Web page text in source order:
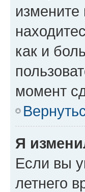
измените
как и
момент
Я
Если вы
летнего